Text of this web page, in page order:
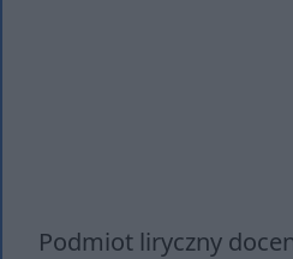
Podmiot liryczny